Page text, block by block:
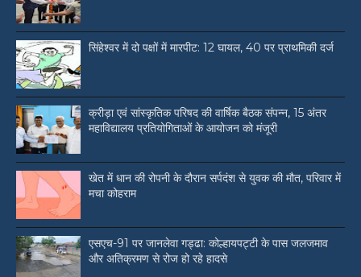
सिंहेश्वर में दो पक्षों में मारपीट: 12 घायल, 40 पर प्राथमिकी दर्ज
क्रीड़ा एवं सांस्कृतिक परिषद की वार्षिक बैठक संपन्न, 15 अंतर
महाविद्यालय प्रतियोगिताओं के आयोजन को मंजूरी
खेत में धान की रोपनी के दौरान सर्पदंश से युवक की मौत, परिवार में
मचा कोहराम
एसएच-91 पर जानलेवा गड्ढा: कोल्हायपट्टी के पास जलजमाव
और अतिक्रमण से रोज हो रहे हादसे